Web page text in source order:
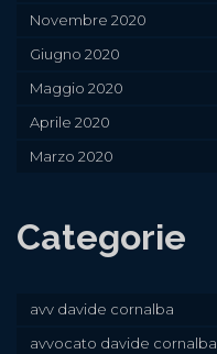
Novembre 2020
Giugno 2020
Maggio 2020
Aprile 2020
Marzo 2020
Categorie
avv davide cornalba
avvocato davide cornalba